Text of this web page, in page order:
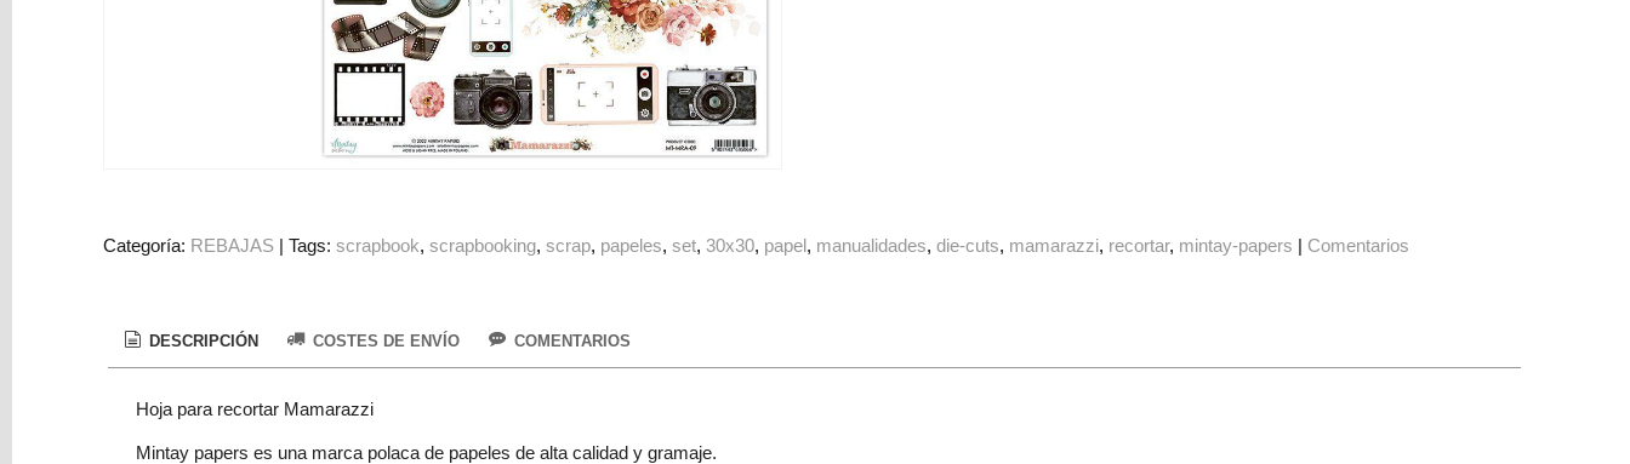
PERSONALIZADOS
DECORACION
Categoría: REBAJAS |Tags:scrapbook scrapbooking scrap papeles set 30x30 papel manualidades die-cuts mamarazzi recortar mintay-papers | Comentarios
DESCRIPCIÓN COSTES DE ENVÍO COMENTARIOS
Hoja para recortar Mamarazzi
Mintay papers es una marca polaca de papeles de alta calidad y gramaje.